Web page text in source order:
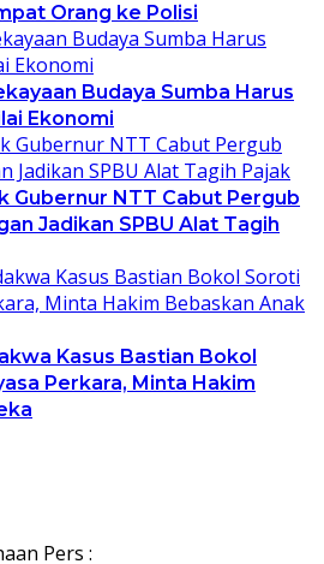
Orang ke Polisi
Budaya Sumba Harus
Ekonomi
Gubernur NTT Cabut Pergub
Jadikan SPBU Alat Tagih
Kasus Bastian Bokol
Perkara, Minta Hakim
Pers :